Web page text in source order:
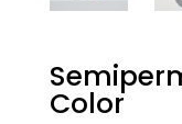
Color